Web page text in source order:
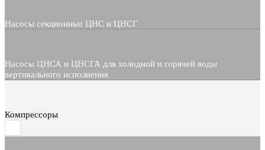
Насосы секционные ЦНС и ЦНСГ
Насосы ЦНСА и ЦНСГА для холодной и горячей воды
вертикального исполнения
Компрессоры